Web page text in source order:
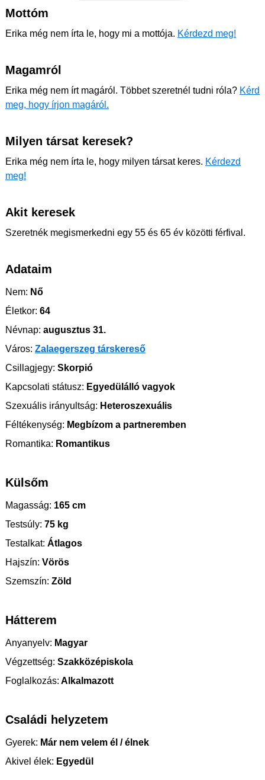
Mottóm
Erika még nem írta le, hogy mi a mottója. Kérdezd meg!
Magamról
Erika még nem írt magáról. Többet szeretnél tudni róla? Kérd
meg, hogy írjon magáról.
Milyen társat keresek?
Erika még nem írta le, hogy milyen társat keres. Kérdezd
meg!
Akit keresek
Szeretnék megismerkedni egy 55 és 65 év közötti férfival.
Adataim
Nem: Nő
Életkor: 64
Névnap: augusztus 31.
Város: Zalaegerszeg társkereső
Csillagjegy: Skorpió
Kapcsolati státusz: Egyedülálló vagyok
Szexuális irányultság: Heteroszexuális
Féltékenység: Megbízom a partneremben
Romantika: Romantikus
Külsőm
Magasság: 165 cm
Testsúly: 75 kg
Testalkat: Átlagos
Hajszín: Vörös
Szemszín: Zöld
Hátterem
Anyanyelv: Magyar
Végzettség: Szakközépiskola
Foglalkozás: Alkalmazott
Családi helyzetem
Gyerek: Már nem velem él / élnek
Akivel élek: Egyedül